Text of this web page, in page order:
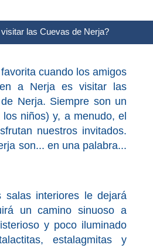
las Cuevas de Nerja?
cuando los amigos
a Nerja es visitar las
Nerja. Siempre son un
niños) y, a menudo, el
nuestros invitados.
son... en una palabra...
salas interiores le dejará
un camino sinuoso a
y poco iluminado
estalagmitas y